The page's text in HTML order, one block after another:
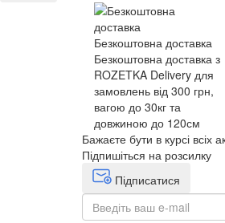
Безкоштовна доставка
Безкоштовна доставка з
ROZETKA Delivery для
замовлень від 300 грн,
вагою до 30кг та
довжиною до 120см
Бажаєте бути в курсі всіх
Підпишіться на розсилку
Підписатися